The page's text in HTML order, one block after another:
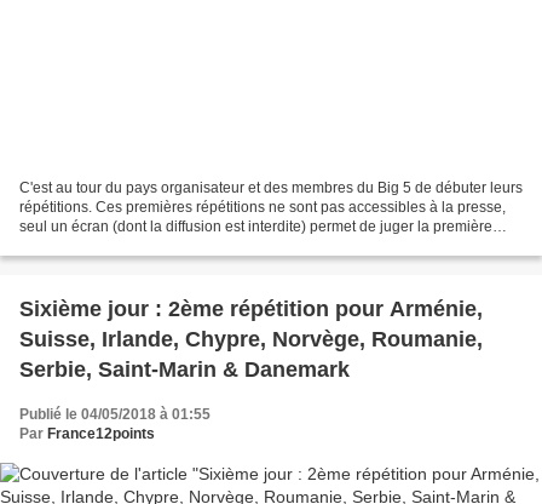
C'est au tour du pays organisateur et des membres du Big 5 de débuter leurs
répétitions. Ces premières répétitions ne sont pas accessibles à la presse,
seul un écran (dont la diffusion est interdite) permet de juger la première
Sixième jour : 2ème répétition pour Arménie,
Suisse, Irlande, Chypre, Norvège, Roumanie,
Serbie, Saint-Marin & Danemark
Publié le 04/05/2018 à 01:55
Par France12points